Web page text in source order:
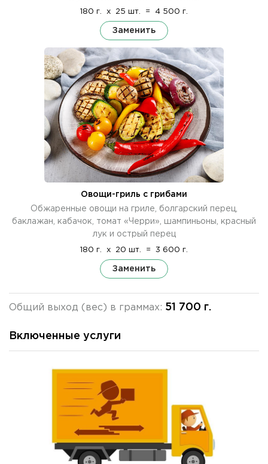
180 г. x 25 шт. = 4 500 г.
Заменить
Овощи-гриль с грибами
Обжаренные овощи на гриле, болгарский перец,
баклажан, кабачок, томат «Черри», шампиньоны, красный
лук и острый перец
180 г. x 20 шт. = 3 600 г.
Заменить
Общий выход (вес) в граммах: 51 700 г.
Включенные услуги